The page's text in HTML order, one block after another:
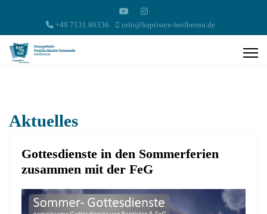
+49 7131 86336 info@baptisten-heilbronn.de
Aktuelles
Gottesdienste in den Sommerferien
zusammen mit der FeG